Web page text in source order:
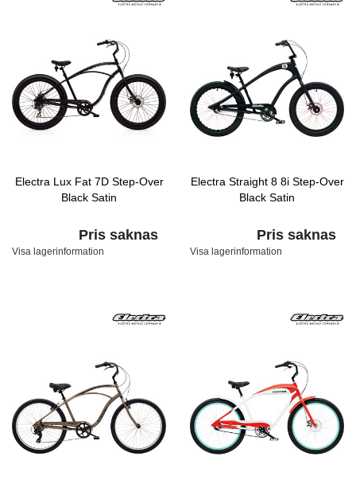
Electra Lux Fat 7D Step-Over
Black Satin
Pris saknas
Visa lagerinformation
Electra Straight 8 8i Step-Over
Black Satin
Pris saknas
Visa lagerinformation